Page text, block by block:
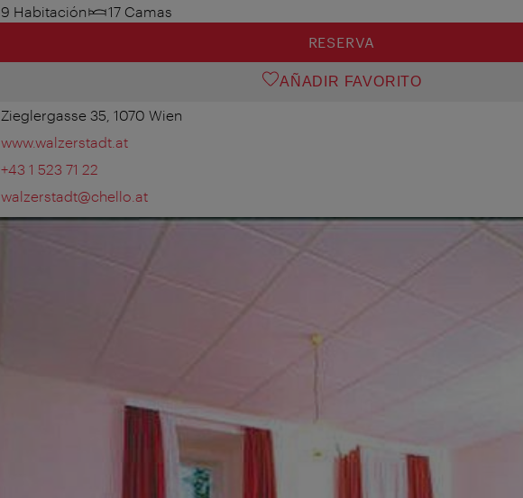
9 Habitación
17 Camas
RESERVA
AÑADIR FAVORITO
Zieglergasse 35, 1070 Wien
www.walzerstadt.at
+43 1 523 71 22
walzerstadt@chello.at